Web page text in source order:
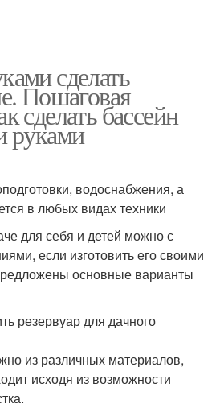
сделать
Пошаговая
сделать бассейн
руками
водоснабжения, а
в любых видах техники
для себя и детей можно с
если изготовить его своими
основные варианты
резервуар для дачного
из различных материалов,
исходя из возможности